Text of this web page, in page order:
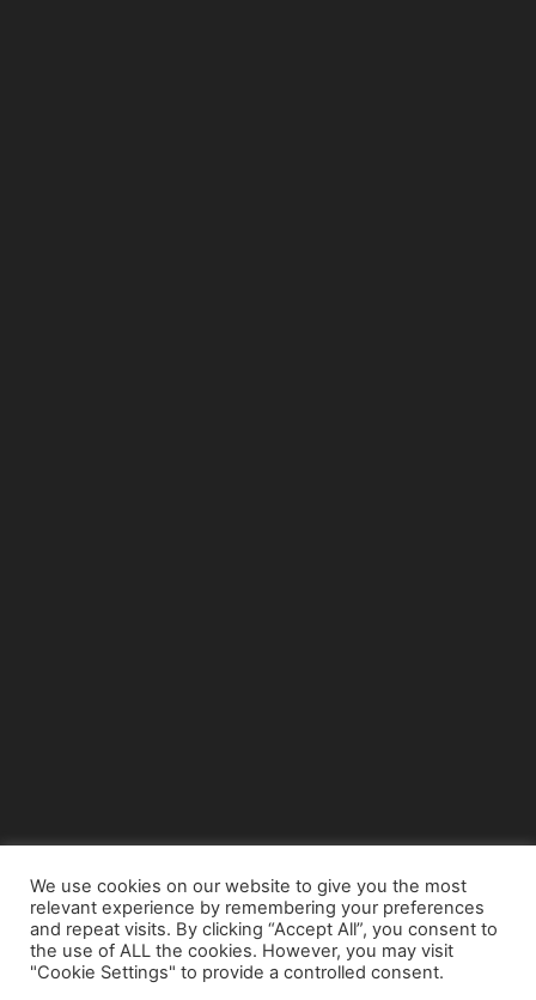
© Copyright 2015 - www.airnews.gr
We use cookies on our website to give you the most
relevant experience by remembering your preferences
and repeat visits. By clicking “Accept All”, you consent to
the use of ALL the cookies. However, you may visit
"Cookie Settings" to provide a controlled consent.